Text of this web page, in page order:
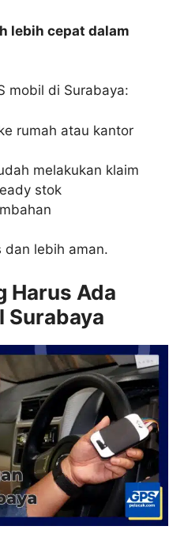
lebih cepat dalam
mobil di Surabaya:
rumah atau kantor
melakukan klaim
stok
dan lebih aman.
Harus Ada
Surabaya